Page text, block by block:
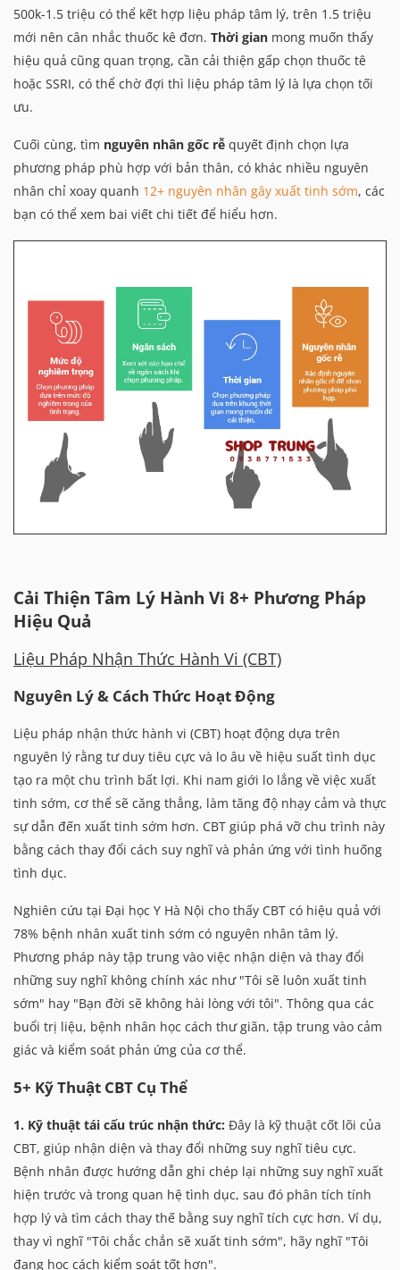
500k-1.5 triệu có thể kết hợp liệu pháp tâm lý, trên 1.5 triệu
mới nên cân nhắc thuốc kê đơn. Thời gian mong muốn thấy
hiệu quả cũng quan trọng, cần cải thiện gấp chọn thuốc tê
hoặc SSRI, có thể chờ đợi thì liệu pháp tâm lý là lựa chọn tối
ưu.
Cuối cùng, tìm nguyên nhân gốc rễ quyết định chọn lựa
phương pháp phù hợp với bản thân, có khác nhiều nguyên
nhân chỉ xoay quanh 12+ nguyên nhân gây xuất tinh sớm, các
bạn có thể xem bai viết chi tiết để hiểu hơn.
Cải Thiện Tâm Lý Hành Vi 8+ Phương Pháp
Hiệu Quả
Liệu Pháp Nhận Thức Hành Vi (CBT)
Nguyên Lý & Cách Thức Hoạt Động
Liệu pháp nhận thức hành vi (CBT) hoạt động dựa trên
nguyên lý rằng tư duy tiêu cực và lo âu về hiệu suất tình dục
tạo ra một chu trình bất lợi. Khi nam giới lo lắng về việc xuất
tinh sớm, cơ thể sẽ căng thẳng, làm tăng độ nhạy cảm và thực
sự dẫn đến xuất tinh sớm hơn. CBT giúp phá vỡ chu trình này
bằng cách thay đổi cách suy nghĩ và phản ứng với tình huống
tình dục.
Nghiên cứu tại Đại học Y Hà Nội cho thấy CBT có hiệu quả với
78% bệnh nhân xuất tinh sớm có nguyên nhân tâm lý.
Phương pháp này tập trung vào việc nhận diện và thay đổi
những suy nghĩ không chính xác như "Tôi sẽ luôn xuất tinh
sớm" hay "Bạn đời sẽ không hài lòng với tôi". Thông qua các
buổi trị liệu, bệnh nhân học cách thư giãn, tập trung vào cảm
giác và kiểm soát phản ứng của cơ thể.
5+ Kỹ Thuật CBT Cụ Thể
1. Kỹ thuật tái cấu trúc nhận thức: Đây là kỹ thuật cốt lõi của
CBT, giúp nhận diện và thay đổi những suy nghĩ tiêu cực.
Bệnh nhân được hướng dẫn ghi chép lại những suy nghĩ xuất
hiện trước và trong quan hệ tình dục, sau đó phân tích tính
hợp lý và tìm cách thay thế bằng suy nghĩ tích cực hơn. Ví dụ,
thay vì nghĩ "Tôi chắc chắn sẽ xuất tinh sớm", hãy nghĩ "Tôi
đang học cách kiểm soát tốt hơn".